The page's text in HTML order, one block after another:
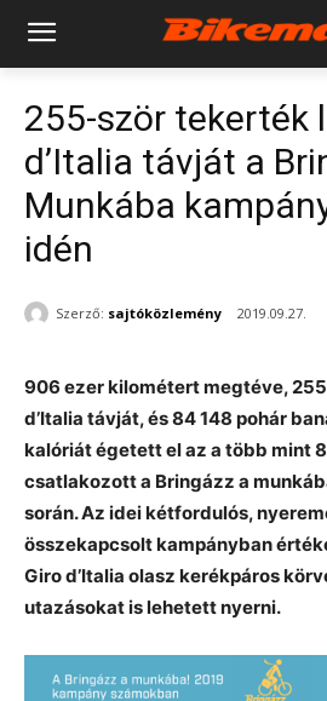
255-ször tekerték
d’Italia távját a
Munkába
idén
Szerző: sajtóközlemény 2019.09.27.
906 ezer kilométert megtéve,
d’Italia távját, és 84 148 pohár
kalóriát égetett el az a több mint
csatlakozott a Bringázz a
során. Az idei kétfordulós,
összekapcsolt kampányban
Giro d’Italia olasz kerékpáros
utazásokat is lehetett nyerni.